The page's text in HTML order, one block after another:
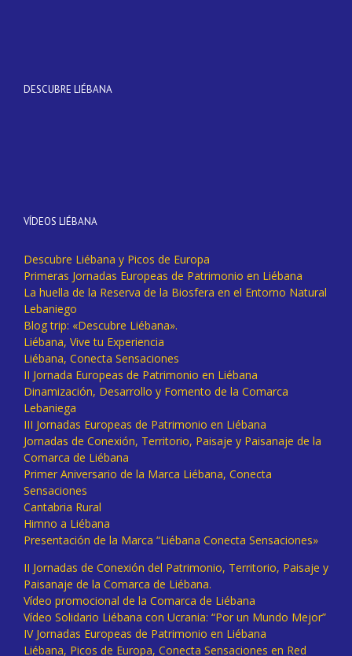
DESCUBRE LIÉBANA
VÍDEOS LIÉBANA
Descubre Liébana y Picos de Europa
Primeras Jornadas Europeas de Patrimonio en Liébana
La huella de la Reserva de la Biosfera en el Entorno Natural
Lebaniego
Blog trip: «Descubre Liébana».
Liébana, Vive tu Experiencia
Liébana, Conecta Sensaciones
II Jornada Europeas de Patrimonio en Liébana
Dinamización, Desarrollo y Fomento de la Comarca
Lebaniega
III Jornadas Europeas de Patrimonio en Liébana
Jornadas de Conexión, Territorio, Paisaje y Paisanaje de la
Comarca de Liébana
Primer Aniversario de la Marca Liébana, Conecta
Sensaciones
Cantabria Rural
Himno a Liébana
Presentación de la Marca “Liébana Conecta Sensaciones»
II Jornadas de Conexión del Patrimonio, Territorio, Paisaje y
Paisanaje de la Comarca de Liébana.
Vídeo promocional de la Comarca de Liébana
Vídeo Solidario Liébana con Ucrania: “Por un Mundo Mejor”
IV Jornadas Europeas de Patrimonio en Liébana
Liébana, Picos de Europa, Conecta Sensaciones en Red